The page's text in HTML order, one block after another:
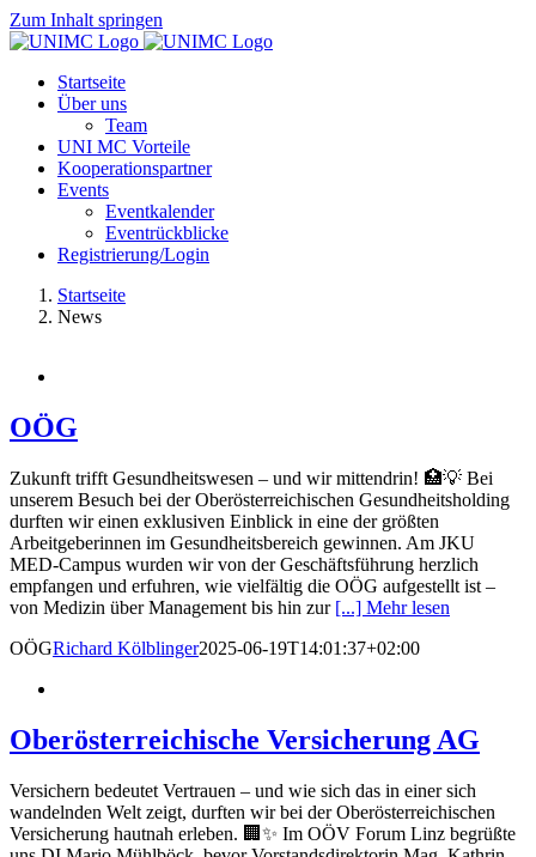
Zum Inhalt springen
Startseite
Über uns
Team
UNI MC Vorteile
Kooperationspartner
Events
Eventkalender
Eventrückblicke
Registrierung/Login
Startseite
News
OÖG
Zukunft trifft Gesundheitswesen – und wir mittendrin! 🏥💡 Bei
unserem Besuch bei der Oberösterreichischen Gesundheitsholding
durften wir einen exklusiven Einblick in eine der größten
Arbeitgeberinnen im Gesundheitsbereich gewinnen. Am JKU
MED-Campus wurden wir von der Geschäftsführung herzlich
empfangen und erfuhren, wie vielfältig die OÖG aufgestellt ist –
von Medizin über Management bis hin zur [...] Mehr lesen
OÖGRichard Kölblinger2025-06-19T14:01:37+02:00
Oberösterreichische Versicherung AG
Versichern bedeutet Vertrauen – und wie sich das in einer sich
wandelnden Welt zeigt, durften wir bei der Oberösterreichischen
Versicherung hautnah erleben. 🏢✨ Im OÖV Forum Linz begrüßte